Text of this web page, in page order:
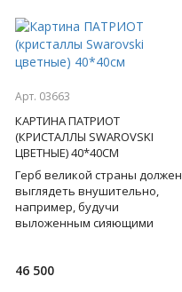
Арт. 03663
КАРТИНА ПАТРИОТ
(КРИСТАЛЛЫ SWAROVSKI
ЦВЕТНЫЕ) 40*40СМ
Герб великой страны должен
выглядеть внушительно,
например, будучи
выложенным сияющими
величественной госу
46 500